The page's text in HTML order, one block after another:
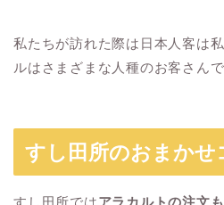
私たちが訪れた際は日本人客は
ルはさまざまな人種のお客さん
すし田所のおまかせ
すし田所ではアラカルトの注文